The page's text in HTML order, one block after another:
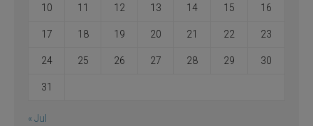
10 11 12 13 14 15 16
17 18 19 20 21 22 23
24 25 26 27 28 29 30
31
« Jul